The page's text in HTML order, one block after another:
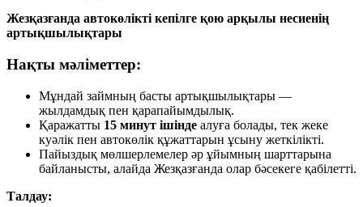
Жезқазғанда автокөлікті кепілге қою арқылы несиенің
артықшылықтары
Нақты мәліметтер:
Мұндай займның басты артықшылықтары —
жылдамдық пен қарапайымдылық.
Қаражатты 15 минут ішінде алуға болады, тек жеке
куәлік пен автокөлік құжаттарын ұсыну жеткілікті.
Пайыздық мөлшерлемелер әр ұйымның шарттарына
байланысты, алайда Жезқазғанда олар бәсекеге қабілетті.
Талдау: